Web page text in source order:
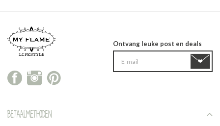
Ontvang leuke post en deals
Betaalmethoden